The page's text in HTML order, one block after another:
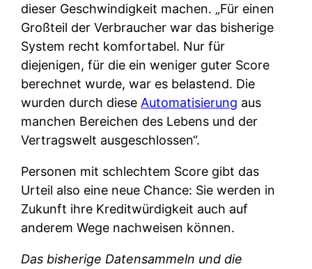
dieser Geschwindigkeit machen. „Für einen
Großteil der Verbraucher war das bisherige
System recht komfortabel. Nur für
diejenigen, für die ein weniger guter Score
berechnet wurde, war es belastend. Die
wurden durch dieseAutomatisierung aus
manchen Bereichen des Lebens und der
Vertragswelt ausgeschlossen“.
Personen mit schlechtem Score gibt das
Urteil also eine neue Chance: Sie werden in
Zukunft ihre Kreditwürdigkeit auch auf
anderem Wege nachweisen können.
Das bisherige Datensammeln und die